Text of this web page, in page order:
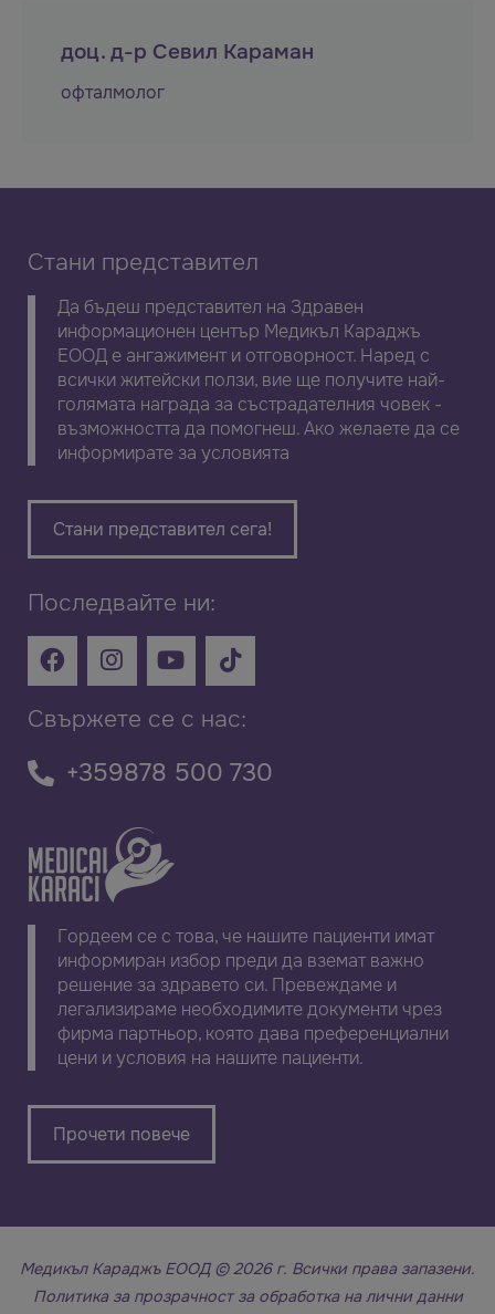
доц. д-р Севил Караман
офталмолог
Стани представител
Да бъдеш представител на Здравен
информационен център Медикъл Караджъ
ЕООД е ангажимент и отговорност. Наред с
всички житейски ползи, вие ще получите най-
голямата награда за състрадателния човек -
възможността да помогнеш. Ако желаете да се
информирате за условията
Стани представител сега!
Последвайте ни:
Свържете се с нас:
+359878 500 730
Гордеем се с това, че нашите пациенти имат
информиран избор преди да вземат важно
решение за здравето си. Превеждаме и
легализираме необходимите документи чрез
фирма партньор, която дава преференциални
цени и условия на нашите пациенти.
Прочети повече
Медикъл Караджъ ЕООД © 2026 г. Всички права запазени.
Политика за прозрачност за обработка на лични данни